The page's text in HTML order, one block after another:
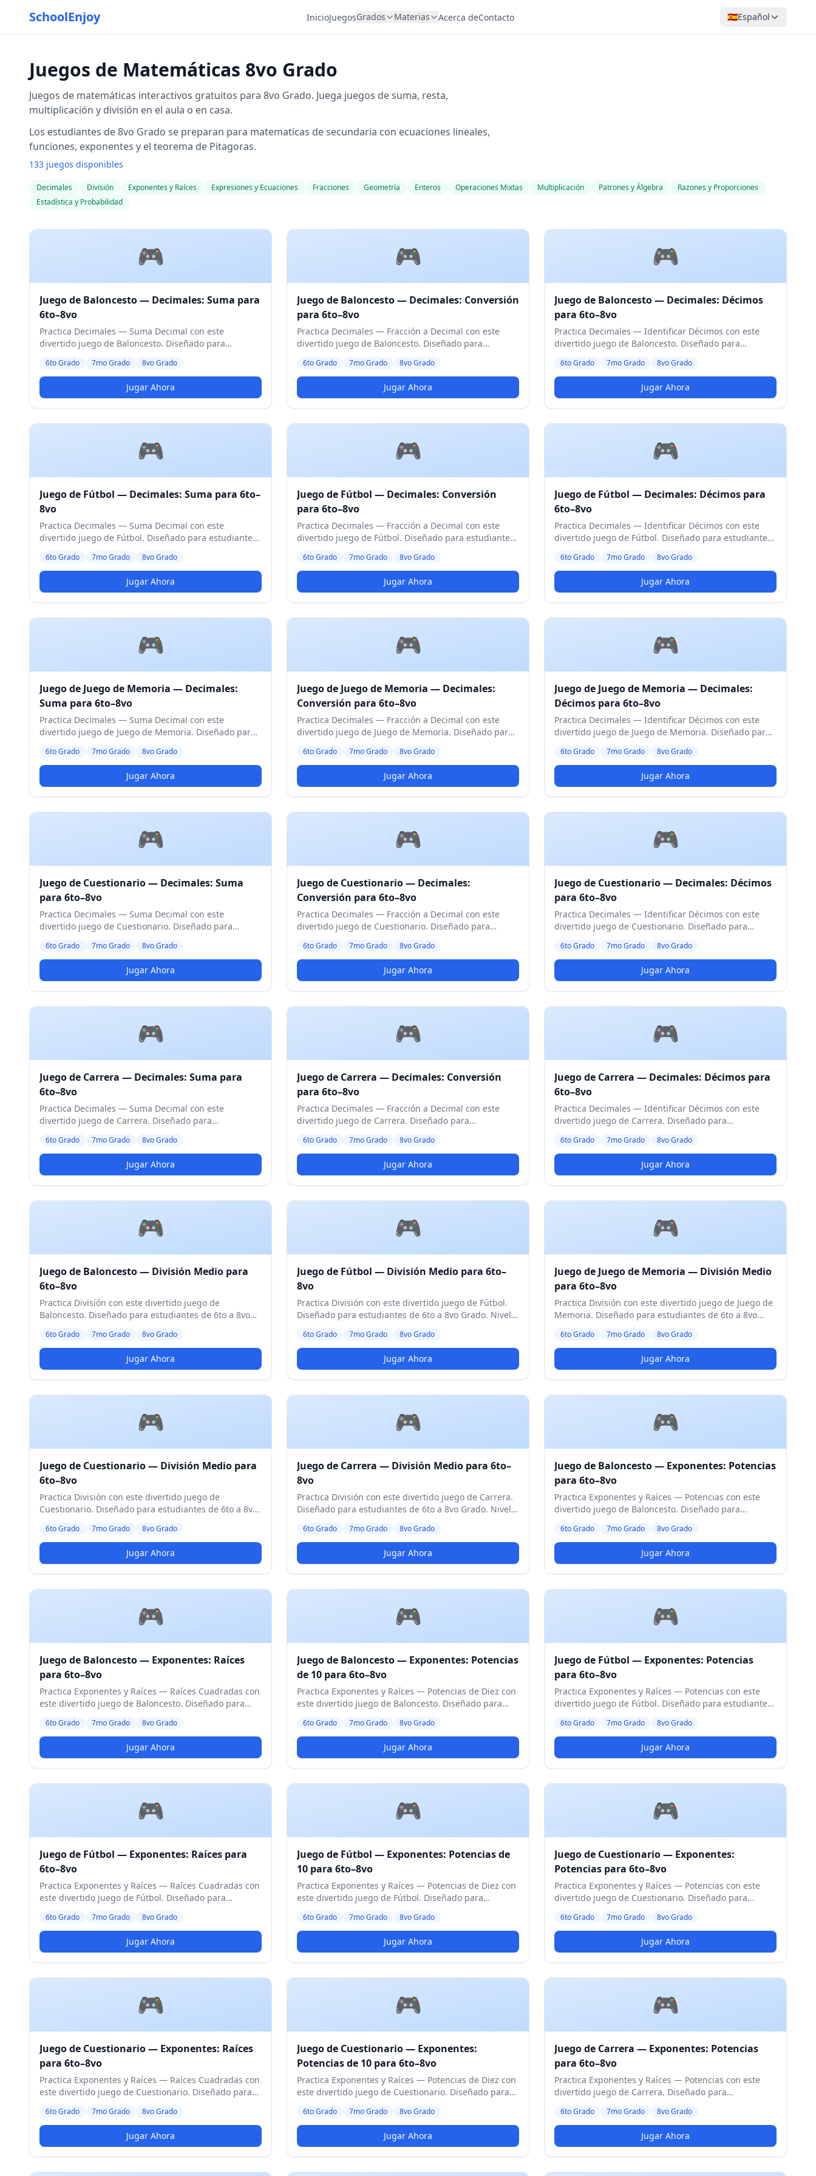
SchoolEnjoy InicioJuegosGrados Materias Acerca deContacto 🇪🇸Español
Juegos de Matemáticas 8vo Grado
Juegos de matemáticas interactivos gratuitos para 8vo Grado. Juega juegos de suma, resta,
multiplicación y división en el aula o en casa.
Los estudiantes de 8vo Grado se preparan para matematicas de secundaria con ecuaciones lineales,
funciones, exponentes y el teorema de Pitagoras.
133 juegos disponibles
Decimales División Exponentes y Raíces Expresiones y Ecuaciones Fracciones Geometría Enteros Operaciones Mixtas Multiplicación Patrones y Álgebra
Razones y Proporciones
Estadística y Probabilidad
🎮
Juego de Baloncesto — Decimales: Suma para
6to–8vo
Practica Decimales — Suma Decimal con este
divertido juego de Baloncesto. Diseñado para
6to Grado 7mo Grado 8vo Grado
Jugar Ahora
🎮
Juego de Baloncesto — Decimales: Conversión
para 6to–8vo
Practica Decimales — Fracción a Decimal con este
divertido juego de Baloncesto. Diseñado para
6to Grado 7mo Grado 8vo Grado
Jugar Ahora
🎮
Juego de Baloncesto — Decimales: Décimos
para 6to–8vo
Practica Decimales — Identificar Décimos con este
divertido juego de Baloncesto. Diseñado para
6to Grado 7mo Grado 8vo Grado
Jugar Ahora
🎮
Juego de Fútbol — Decimales: Suma para 6to–
8vo
Practica Decimales — Suma Decimal con este
divertido juego de Fútbol. Diseñado para estudiantes
6to Grado 7mo Grado 8vo Grado
Jugar Ahora
🎮
Juego de Fútbol — Decimales: Conversión
para 6to–8vo
Practica Decimales — Fracción a Decimal con este
divertido juego de Fútbol. Diseñado para estudiantes
6to Grado 7mo Grado 8vo Grado
Jugar Ahora
🎮
Juego de Fútbol — Decimales: Décimos para
6to–8vo
Practica Decimales — Identificar Décimos con este
divertido juego de Fútbol. Diseñado para estudiantes
6to Grado 7mo Grado 8vo Grado
Jugar Ahora
🎮
Juego de Juego de Memoria — Decimales:
Suma para 6to–8vo
Practica Decimales — Suma Decimal con este
divertido juego de Juego de Memoria. Diseñado para
6to Grado 7mo Grado 8vo Grado
Jugar Ahora
🎮
Juego de Juego de Memoria — Decimales:
Conversión para 6to–8vo
Practica Decimales — Fracción a Decimal con este
divertido juego de Juego de Memoria. Diseñado para
6to Grado 7mo Grado 8vo Grado
Jugar Ahora
🎮
Juego de Juego de Memoria — Decimales:
Décimos para 6to–8vo
Practica Decimales — Identificar Décimos con este
divertido juego de Juego de Memoria. Diseñado para
6to Grado 7mo Grado 8vo Grado
Jugar Ahora
🎮
Juego de Cuestionario — Decimales: Suma
para 6to–8vo
Practica Decimales — Suma Decimal con este
divertido juego de Cuestionario. Diseñado para
6to Grado 7mo Grado 8vo Grado
Jugar Ahora
🎮
Juego de Cuestionario — Decimales:
Conversión para 6to–8vo
Practica Decimales — Fracción a Decimal con este
divertido juego de Cuestionario. Diseñado para
6to Grado 7mo Grado 8vo Grado
Jugar Ahora
🎮
Juego de Cuestionario — Decimales: Décimos
para 6to–8vo
Practica Decimales — Identificar Décimos con este
divertido juego de Cuestionario. Diseñado para
6to Grado 7mo Grado 8vo Grado
Jugar Ahora
🎮
Juego de Carrera — Decimales: Suma para
6to–8vo
Practica Decimales — Suma Decimal con este
divertido juego de Carrera. Diseñado para
6to Grado 7mo Grado 8vo Grado
Jugar Ahora
🎮
Juego de Carrera — Decimales: Conversión
para 6to–8vo
Practica Decimales — Fracción a Decimal con este
divertido juego de Carrera. Diseñado para
6to Grado 7mo Grado 8vo Grado
Jugar Ahora
🎮
Juego de Carrera — Decimales: Décimos para
6to–8vo
Practica Decimales — Identificar Décimos con este
divertido juego de Carrera. Diseñado para
6to Grado 7mo Grado 8vo Grado
Jugar Ahora
🎮
Juego de Baloncesto — División Medio para
6to–8vo
Practica División con este divertido juego de
Baloncesto. Diseñado para estudiantes de 6to a 8vo
6to Grado 7mo Grado 8vo Grado
Jugar Ahora
🎮
Juego de Fútbol — División Medio para 6to–
8vo
Practica División con este divertido juego de Fútbol.
Diseñado para estudiantes de 6to a 8vo Grado. Nivel
6to Grado 7mo Grado 8vo Grado
Jugar Ahora
🎮
Juego de Juego de Memoria — División Medio
para 6to–8vo
Practica División con este divertido juego de Juego de
Memoria. Diseñado para estudiantes de 6to a 8vo
6to Grado 7mo Grado 8vo Grado
Jugar Ahora
🎮
Juego de Cuestionario — División Medio para
6to–8vo
Practica División con este divertido juego de
Cuestionario. Diseñado para estudiantes de 6to a 8vo
6to Grado 7mo Grado 8vo Grado
Jugar Ahora
🎮
Juego de Carrera — División Medio para 6to–
8vo
Practica División con este divertido juego de Carrera.
Diseñado para estudiantes de 6to a 8vo Grado. Nivel
6to Grado 7mo Grado 8vo Grado
Jugar Ahora
🎮
Juego de Baloncesto — Exponentes: Potencias
para 6to–8vo
Practica Exponentes y Raíces — Potencias con este
divertido juego de Baloncesto. Diseñado para
6to Grado 7mo Grado 8vo Grado
Jugar Ahora
🎮
Juego de Baloncesto — Exponentes: Raíces
para 6to–8vo
Practica Exponentes y Raíces — Raíces Cuadradas con
este divertido juego de Baloncesto. Diseñado para
6to Grado 7mo Grado 8vo Grado
Jugar Ahora
🎮
Juego de Baloncesto — Exponentes: Potencias
de 10 para 6to–8vo
Practica Exponentes y Raíces — Potencias de Diez con
este divertido juego de Baloncesto. Diseñado para
6to Grado 7mo Grado 8vo Grado
Jugar Ahora
🎮
Juego de Fútbol — Exponentes: Potencias
para 6to–8vo
Practica Exponentes y Raíces — Potencias con este
divertido juego de Fútbol. Diseñado para estudiantes
6to Grado 7mo Grado 8vo Grado
Jugar Ahora
🎮
Juego de Fútbol — Exponentes: Raíces para
6to–8vo
Practica Exponentes y Raíces — Raíces Cuadradas con
este divertido juego de Fútbol. Diseñado para
6to Grado 7mo Grado 8vo Grado
Jugar Ahora
🎮
Juego de Fútbol — Exponentes: Potencias de
10 para 6to–8vo
Practica Exponentes y Raíces — Potencias de Diez con
este divertido juego de Fútbol. Diseñado para
6to Grado 7mo Grado 8vo Grado
Jugar Ahora
🎮
Juego de Cuestionario — Exponentes:
Potencias para 6to–8vo
Practica Exponentes y Raíces — Potencias con este
divertido juego de Cuestionario. Diseñado para
6to Grado 7mo Grado 8vo Grado
Jugar Ahora
🎮
Juego de Cuestionario — Exponentes: Raíces
para 6to–8vo
Practica Exponentes y Raíces — Raíces Cuadradas con
este divertido juego de Cuestionario. Diseñado para
6to Grado 7mo Grado 8vo Grado
Jugar Ahora
🎮
Juego de Cuestionario — Exponentes:
Potencias de 10 para 6to–8vo
Practica Exponentes y Raíces — Potencias de Diez con
este divertido juego de Cuestionario. Diseñado para
6to Grado 7mo Grado 8vo Grado
Jugar Ahora
🎮
Juego de Carrera — Exponentes: Potencias
para 6to–8vo
Practica Exponentes y Raíces — Potencias con este
divertido juego de Carrera. Diseñado para
6to Grado 7mo Grado 8vo Grado
Jugar Ahora